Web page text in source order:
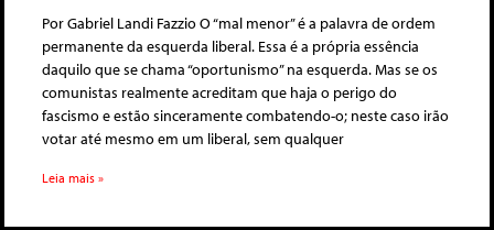
Por Gabriel Landi Fazzio O “mal menor” é a palavra de ordem
permanente da esquerda liberal. Essa é a própria essência
daquilo que se chama “oportunismo” na esquerda. Mas se os
comunistas realmente acreditam que haja o perigo do
fascismo e estão sinceramente combatendo-o; neste caso irão
votar até mesmo em um liberal, sem qualquer
Leia mais »